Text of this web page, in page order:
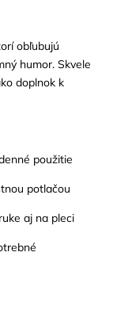
obľubujú
humor. Skvele
doplnok k
použitie
potlačou
aj na pleci